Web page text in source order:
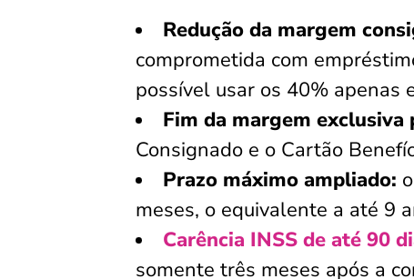
Redução da margem
comprometida com
possível usar os 40% apenas
Fim da margem exclusiva
Consignado e o Cartão
Prazo máximo ampliado:
meses, o equivalente a até 9
Carência INSS de até 90
somente três meses após a